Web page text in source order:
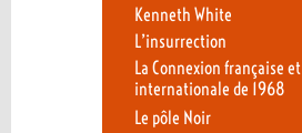
Kenneth White
L’insurrection
La Connexion française et
internationale de 1968
Le pôle Noir